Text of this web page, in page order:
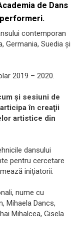
de Dans
contemporan
Germania, Suedia şi
2019 – 2020.
şi sesiuni de
în creaţii
artistice din
dansului
pentru cercetare
iniţiatorii.
nume cu
Mihaela Dancs,
Mihalcea, Gisela